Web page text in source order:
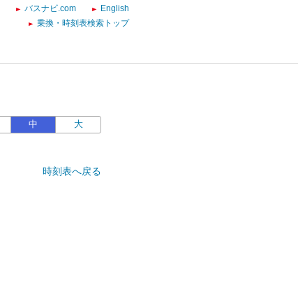
バスナビ.com
English
乗換・時刻表検索トップ
中 大
時刻表へ戻る